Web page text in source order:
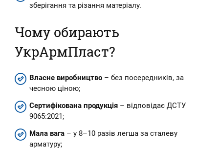
зберігання та різання матеріалу.
Чому обирають
УкрАрмПласт?
Власне виробництво – без посередників, за
чесною ціною;
Сертифікована продукція – відповідає ДСТУ
9065:2021;
Мала вага – у 8–10 разів легша за сталеву
арматуру;